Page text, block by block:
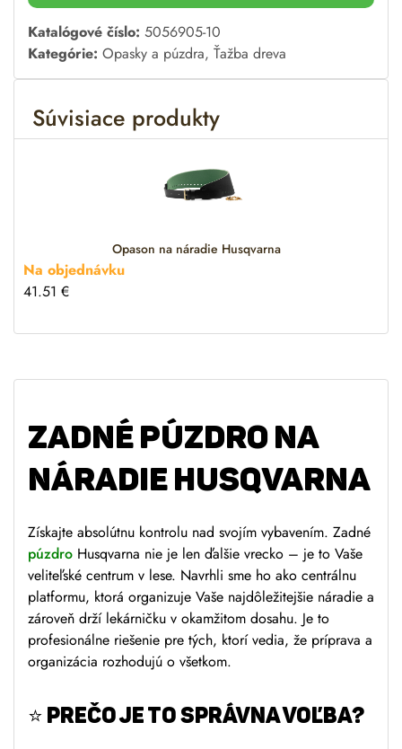
A
l
t
n
:
Katalógové číslo: 5056905-10
Kategórie: Opasky a púzdra, Ťažba dreva
Súvisiace produkty
Opason na náradie Husqvarna
Na objednávku
41.51 €
ZADNÉ PÚZDRO NA
NÁRADIE HUSQVARNA
Získajte absolútnu kontrolu nad svojím vybavením. Zadné
púzdro Husqvarna nie je len ďalšie vrecko – je to Vaše
veliteľské centrum v lese. Navrhli sme ho ako centrálnu
platformu, ktorá organizuje Vaše najdôležitejšie náradie a
zároveň drží lekárničku v okamžitom dosahu. Je to
profesionálne riešenie pre tých, ktorí vedia, že príprava a
organizácia rozhodujú o všetkom.
⭐ PREČO JE TO SPRÁVNA VOĽBA?